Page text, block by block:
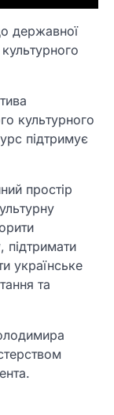
державної
культурного
культурного
підтримує
простір
підтримати
українське
та